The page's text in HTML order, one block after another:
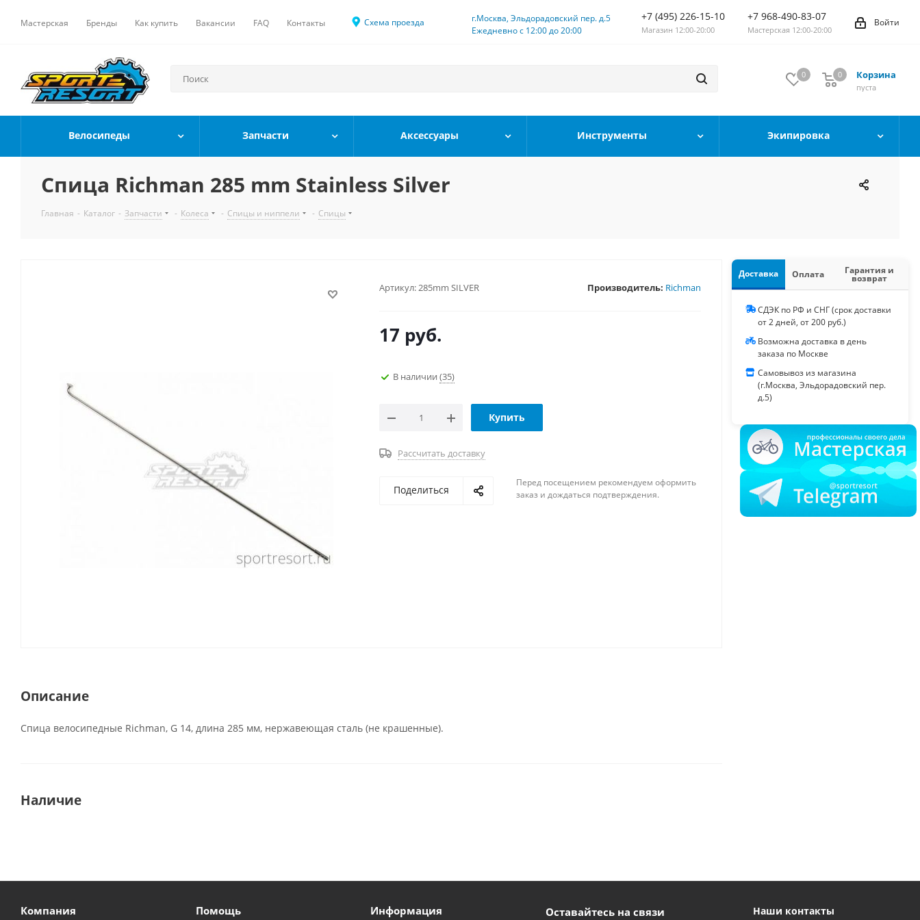
Мастерская Бренды Как купить Вакансии FAQ Контакты Схема проезда
г.Москва, Эльдорадовский пер. д.5
Ежедневно с 12:00 до 20:00
+7 (495) 226-15-10
Магазин 12:00-20:00
+7 968-490-83-07
Мастерская 12:00-20:00
Войти
0 Корзина
0
пуста
0
Велосипеды Запчасти Аксессуары Инструменты Экипировка
Спица Richman 285 mm Stainless Silver
Главная - Каталог - Запчасти - Колеса - Спицы и ниппели - Спицы
Артикул:285mm SILVER Производитель: Richman
17 руб.
В наличии (35)
Купить
Рассчитать доставку
Поделиться
Перед посещением рекомендуем оформить
заказ и дождаться подтверждения.
Описание
Спица велосипедные Richman, G 14, длина 285 мм, нержавеющая сталь (не крашенные).
Наличие
Доставка Оплата Гарантия и
возврат
СДЭК по РФ и СНГ (срок доставки
от 2 дней, от 200 руб.)
Возможна доставка в день
заказа по Москве
Самовывоз из магазина
(г.Москва, Эльдорадовский пер.
д.5)
Компания Помощь Информация Оставайтесь на связи Наши контакты